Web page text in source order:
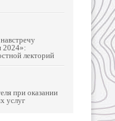
2024»:
лекторий
при оказании
услуг